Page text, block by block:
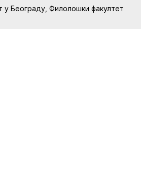
у Београду, Филолошки факултет